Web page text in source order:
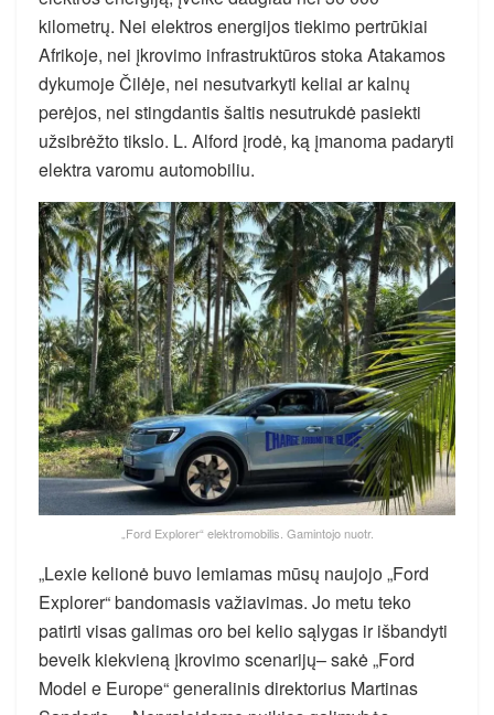
kilometrų. Nei elektros energijos tiekimo pertrūkiai
Afrikoje, nei įkrovimo infrastruktūros stoka Atakamos
dykumoje Čilėje, nei nesutvarkyti keliai ar kalnų
perėjos, nei stingdantis šaltis nesutrukdė pasiekti
užsibrėžto tikslo. L. Alford įrodė, ką įmanoma padaryti
elektra varomu automobiliu.
„Ford Explorer“ elektromobilis. Gamintojo nuotr.
„Lexie kelionė buvo lemiamas mūsų naujojo „Ford
Explorer“ bandomasis važiavimas. Jo metu teko
patirti visas galimas oro bei kelio sąlygas ir išbandyti
beveik kiekvieną įkrovimo scenarijų– sakė „Ford
Model e Europe“ generalinis direktorius Martinas